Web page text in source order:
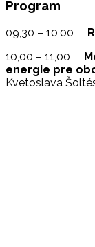
Program
09,30 – 10,00
10,00 – 11,00
energie pre
Kvetoslava